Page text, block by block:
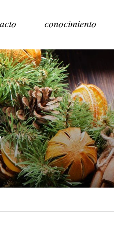
conocimiento